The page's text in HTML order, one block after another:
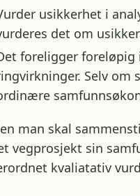
usikkerhet i
det om
foreligger
Selv om
man skal
vegprosjekt sin
kvaliatativ